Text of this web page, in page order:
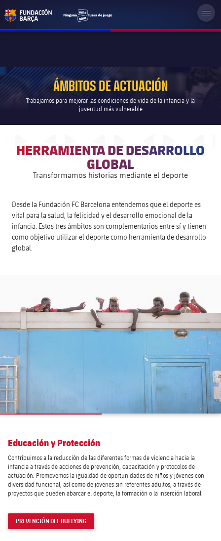
ÁMBITOS DE ACTUACIÓN
Trabajamos para mejorar las condiciones de vida de la infancia y la
juventud más vulnerable
HERRAMIENTA DE DESARROLLO
GLOBAL
Transformamos historias mediante el deporte
Desde la Fundación FC Barcelona entendemos que el deporte es
vital para la salud, la felicidad y el desarrollo emocional de la
infancia. Estos tres ámbitos son complementarios entre sí y tienen
como objetivo utilizar el deporte como herramienta de desarrollo
global.
Educación y Protección
Contribuimos a la reducción de las diferentes formas de violencia hacia la
infancia a través de acciones de prevención, capacitación y protocolos de
actuación. Promovemos la igualdad de oportunidades de niños y jóvenes con
diversidad funcional, así como de jóvenes sin referentes adultos, a través de
proyectos que pueden abarcar el deporte, la formación o la inserción laboral.
PREVENCIÓN DEL BULLYING